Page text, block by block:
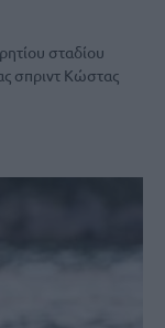
σταδίου
σπριντ Κώστας